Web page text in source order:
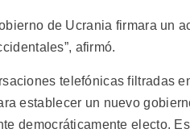
de Ucrania firmara un
afirmó.
telefónicas filtradas
establecer un nuevo
democráticamente electo.